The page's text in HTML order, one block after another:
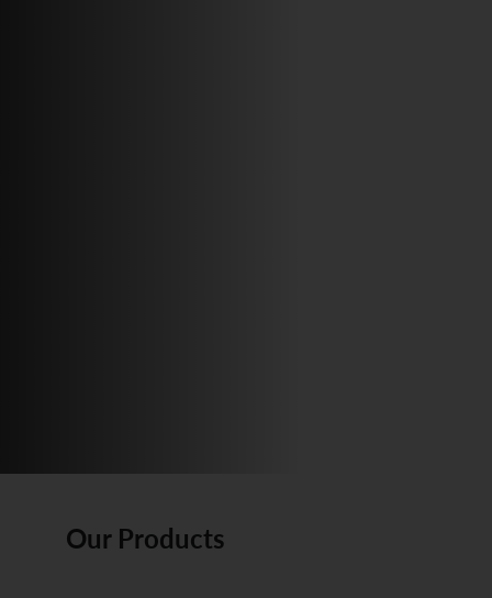
Our Products